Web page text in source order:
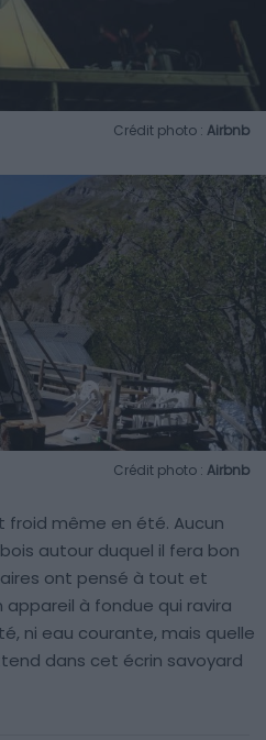
Crédit photo : Airbnb
Crédit photo : Airbnb
froid même en été. Aucun
autour duquel il fera bon
ont pensé à tout et
à fondue qui ravira
ni eau courante, mais quelle
dans cet écrin savoyard